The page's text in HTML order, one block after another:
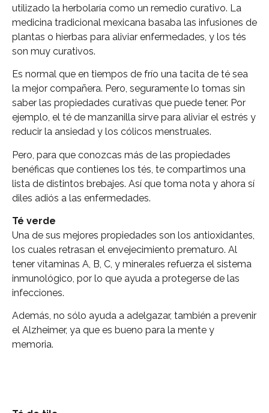
utilizado la herbolaría como un remedio curativo. La
medicina tradicional mexicana basaba las infusiones de
plantas o hierbas para aliviar enfermedades, y los tés
son muy curativos.
Es normal que en tiempos de frío una tacita de té sea
la mejor compañera. Pero, seguramente lo tomas sin
saber las propiedades curativas que puede tener. Por
ejemplo, el té de manzanilla sirve para aliviar el estrés y
reducir la ansiedad y los cólicos menstruales.
Pero, para que conozcas más de las propiedades
benéficas que contienes los tés, te compartimos una
lista de distintos brebajes. Así que toma nota y ahora sí
diles adiós a las enfermedades.
Té verde
Una de sus mejores propiedades son los antioxidantes,
los cuales retrasan el envejecimiento prematuro. Al
tener vitaminas A, B, C, y minerales refuerza el sistema
inmunológico, por lo que ayuda a protegerse de las
infecciones.
Además, no sólo ayuda a adelgazar, también a prevenir
el Alzheimer, ya que es bueno para la mente y
memoria.